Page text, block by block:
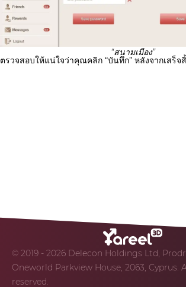
“สนามเมือง”
ตรวจสอบให้แน่ใจว่าคุณคลิก “บันทึก” หลังจากเสร็จ
© 2019 - 2026 Delecon Holdings Ltd,
Oneworld Parkview House, 2063, Cyprus.
reserved.